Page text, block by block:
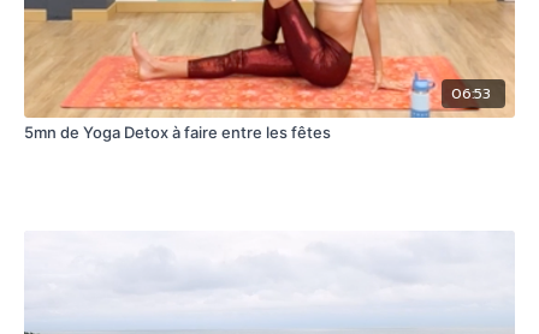
06:53
5mn de Yoga Detox à faire entre les fêtes